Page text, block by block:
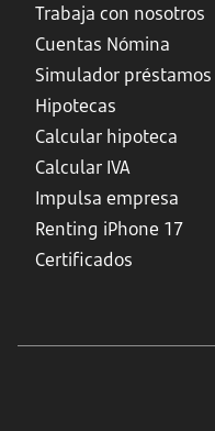
Trabaja con nosotros
Cuentas Nómina
Simulador préstamos
Hipotecas
Calcular hipoteca
Calcular IVA
Impulsa empresa
Renting iPhone 17
Certificados